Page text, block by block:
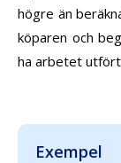
högre än
köparen och
ha arbetet
Exempel